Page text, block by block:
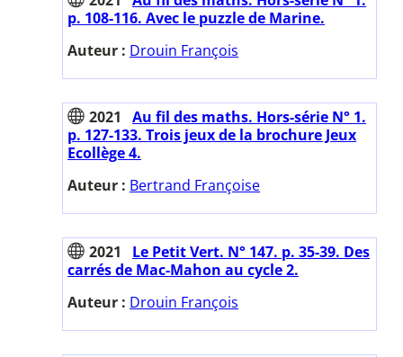
p. 108-116. Avec le puzzle de Marine.
Auteur : Drouin François
2021
Au fil des maths. Hors-série N° 1.
p. 127-133. Trois jeux de la brochure Jeux
Ecollège 4.
Auteur : Bertrand Françoise
2021
Le Petit Vert. N° 147. p. 35-39. Des
carrés de Mac-Mahon au cycle 2.
Auteur : Drouin François